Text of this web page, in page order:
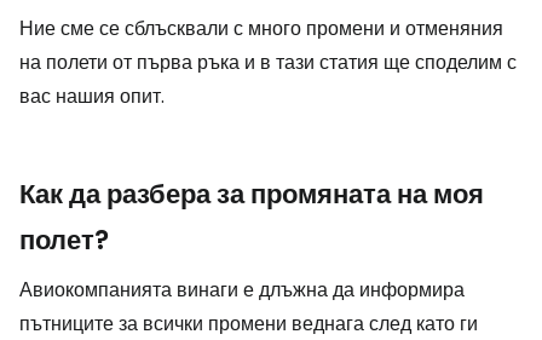
Ние сме се сблъсквали с много промени и отменяния
на полети от първа ръка и в тази статия ще споделим с
вас нашия опит.
Как да разбера за промяната на моя
полет?
Авиокомпанията винаги е длъжна да информира
пътниците за всички промени веднага след като ги